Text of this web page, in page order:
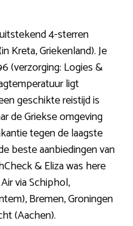
4-sterren
Kreta, Griekenland). Je
(verzorging: Logies &
ligt
geschikte reistijd is
de Griekse omgeving
tegen de laagste
beste aanbiedingen van
& Eliza was here
via Schiphol,
Bremen, Groningen
(Aachen).